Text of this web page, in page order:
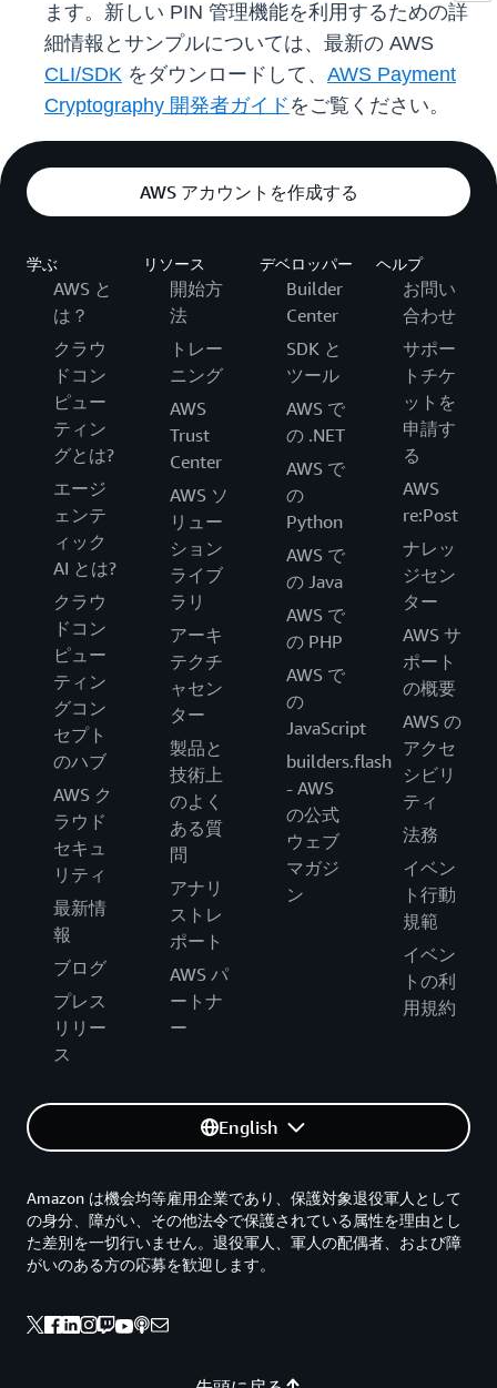
ます。新しい PIN 管理機能を利用するための詳
細情報とサンプルについては、最新の AWS
CLI/SDK をダウンロードして、 AWS Payment
Cryptography 開発者ガイド をご覧ください。
AWS アカウントを作成する
学ぶ
AWS と
は？
クラウ
ドコン
ピュー
ティン
グとは?
エージ
ェンテ
ィック
AI とは?
クラウ
ドコン
ピュー
ティン
グコン
セプト
のハブ
AWS ク
ラウド
セキュ
リティ
最新情
報
ブログ
プレス
リリー
ス
リソース
開始方
法
トレー
ニング
AWS
Trust
Center
AWS ソ
リュー
ション
ライブ
ラリ
アーキ
テクチ
ャセン
ター
製品と
技術上
のよく
ある質
問
アナリ
ストレ
ポート
AWS パ
ートナ
ー
デベロッパー
Builder
Center
SDK と
ツール
AWS で
の .NET
AWS で
の
Python
AWS で
の Java
AWS で
の PHP
AWS で
の
JavaScript
builders.flash
- AWS
の公式
ウェブ
マガジ
ン
ヘルプ
お問い
合わせ
サポー
トチケ
ットを
申請す
る
AWS
re:Post
ナレッ
ジセン
ター
AWS サ
ポート
の概要
AWS の
アクセ
シビリ
ティ
法務
イベン
ト行動
規範
イベン
トの利
用規約
English
Amazon は機会均等雇用企業であり、保護対象退役軍人として
の身分、障がい、その他法令で保護されている属性を理由とし
た差別を一切行いません。退役軍人、軍人の配偶者、および障
がいのある方の応募を歓迎します。